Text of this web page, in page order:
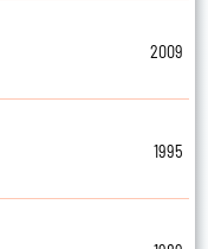
2009
1995